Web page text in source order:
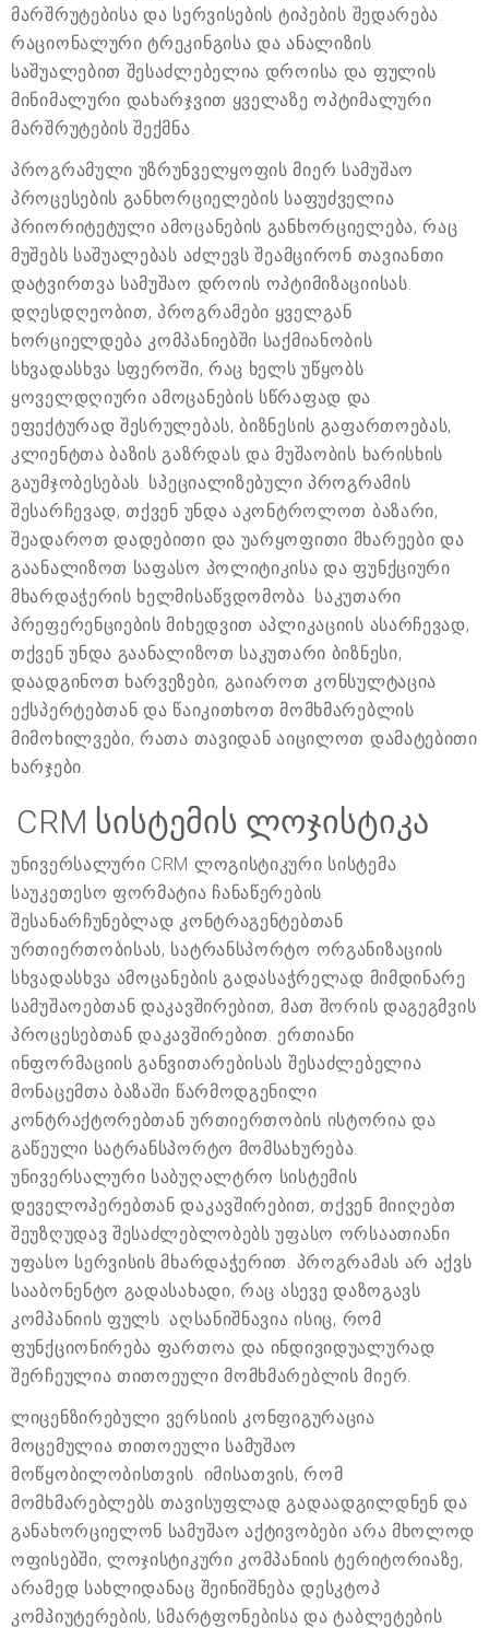
მარშრუტებისა და სერვისების ტიპების შედარება.
რაციონალური ტრეკინგისა და ანალიზის
საშუალებით შესაძლებელია დროისა და ფულის
მინიმალური დახარჯვით ყველაზე ოპტიმალური
მარშრუტების შექმნა.
პროგრამული უზრუნველყოფის მიერ სამუშაო
პროცესების განხორციელების საფუძველია
პრიორიტეტული ამოცანების განხორციელება, რაც
მუშებს საშუალებას აძლევს შეამცირონ თავიანთი
დატვირთვა სამუშაო დროის ოპტიმიზაციისას.
დღესდღეობით, პროგრამები ყველგან
ხორციელდება კომპანიებში საქმიანობის
სხვადასხვა სფეროში, რაც ხელს უწყობს
ყოველდღიური ამოცანების სწრაფად და
ეფექტურად შესრულებას, ბიზნესის გაფართოებას,
კლიენტთა ბაზის გაზრდას და მუშაობის ხარისხის
გაუმჯობესებას. სპეციალიზებული პროგრამის
შესარჩევად, თქვენ უნდა აკონტროლოთ ბაზარი,
შეადაროთ დადებითი და უარყოფითი მხარეები და
გაანალიზოთ საფასო პოლიტიკისა და ფუნქციური
მხარდაჭერის ხელმისაწვდომობა. საკუთარი
პრეფერენციების მიხედვით აპლიკაციის ასარჩევად,
თქვენ უნდა გაანალიზოთ საკუთარი ბიზნესი,
დაადგინოთ ხარვეზები, გაიაროთ კონსულტაცია
ექსპერტებთან და წაიკითხოთ მომხმარებლის
მიმოხილვები, რათა თავიდან აიცილოთ დამატებითი
ხარჯები.
CRM სისტემის ლოჯისტიკა
უნივერსალური CRM ლოგისტიკური სისტემა
საუკეთესო ფორმატია ჩანაწერების
შესანარჩუნებლად კონტრაგენტებთან
ურთიერთობისას, სატრანსპორტო ორგანიზაციის
სხვადასხვა ამოცანების გადასაჭრელად მიმდინარე
სამუშაოებთან დაკავშირებით, მათ შორის დაგეგმვის
პროცესებთან დაკავშირებით. ერთიანი
ინფორმაციის განვითარებისას შესაძლებელია
მონაცემთა ბაზაში წარმოდგენილი
კონტრაქტორებთან ურთიერთობის ისტორია და
გაწეული სატრანსპორტო მომსახურება.
უნივერსალური საბუღალტრო სისტემის
დეველოპერებთან დაკავშირებით, თქვენ მიიღებთ
შეუზღუდავ შესაძლებლობებს უფასო ორსაათიანი
უფასო სერვისის მხარდაჭერით. პროგრამას არ აქვს
სააბონენტო გადასახადი, რაც ასევე დაზოგავს
კომპანიის ფულს. აღსანიშნავია ისიც, რომ
ფუნქციონირება ფართოა და ინდივიდუალურად
შერჩეულია თითოეული მომხმარებლის მიერ.
ლიცენზირებული ვერსიის კონფიგურაცია
მოცემულია თითოეული სამუშაო
მოწყობილობისთვის. იმისათვის, რომ
მომხმარებლებს თავისუფლად გადაადგილდნენ და
განახორციელონ სამუშაო აქტივობები არა მხოლოდ
ოფისებში, ლოჯისტიკური კომპანიის ტერიტორიაზე,
არამედ სახლიდანაც შეინიშნება დესკტოპ
კომპიუტერების, სმარტფონებისა და ტაბლეტების